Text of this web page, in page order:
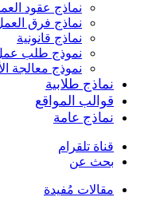
نماذج عقود
نماذج فرق
نماذج قانونية
نموذج طلب
نموذج معالجة
نماذج طلابية
قوالب المواقع
نماذج عامة
قناة تلقرام
بحث عن
مقالات مُفيدة